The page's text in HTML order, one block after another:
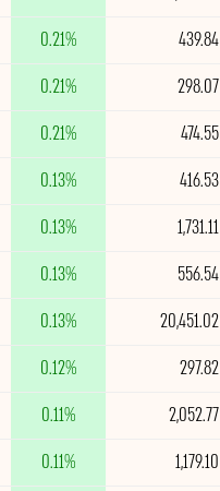
439.84
0.21%
298.07
0.21%
474.55
0.21%
416.53
0.13%
1,731.11
0.13%
556.54
0.13%
20,451.02
0.13%
297.82
0.12%
2,052.77
0.11%
1,179.10
0.11%